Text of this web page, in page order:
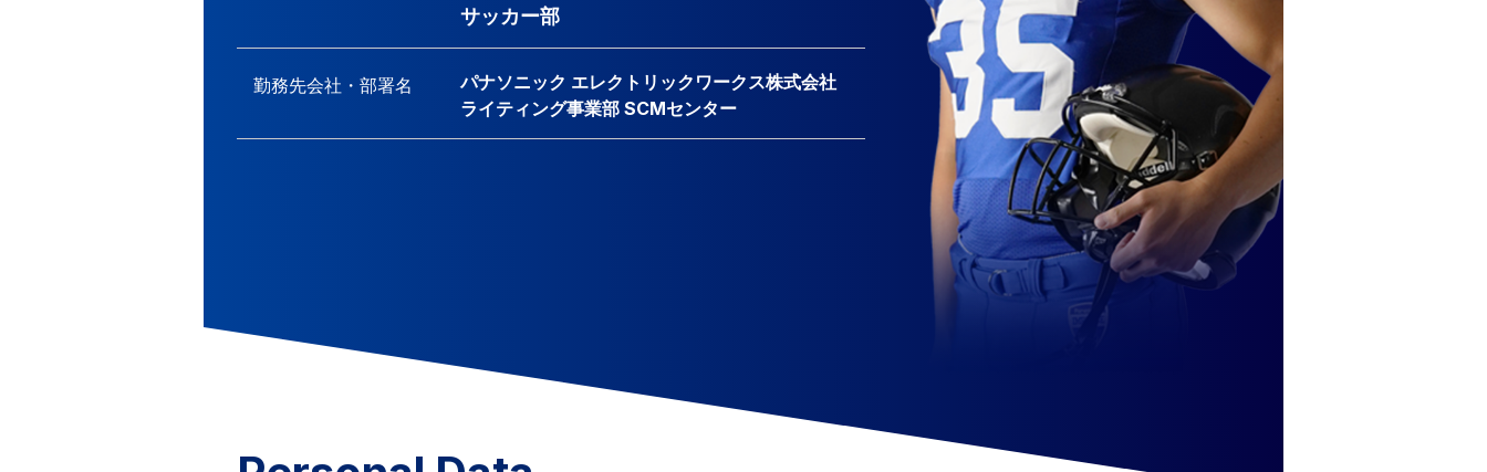
サッカー部
勤務先会社・ 部署名
パナソニック エレクトリックワークス株式会社
ライティング事業部 SCMセンター